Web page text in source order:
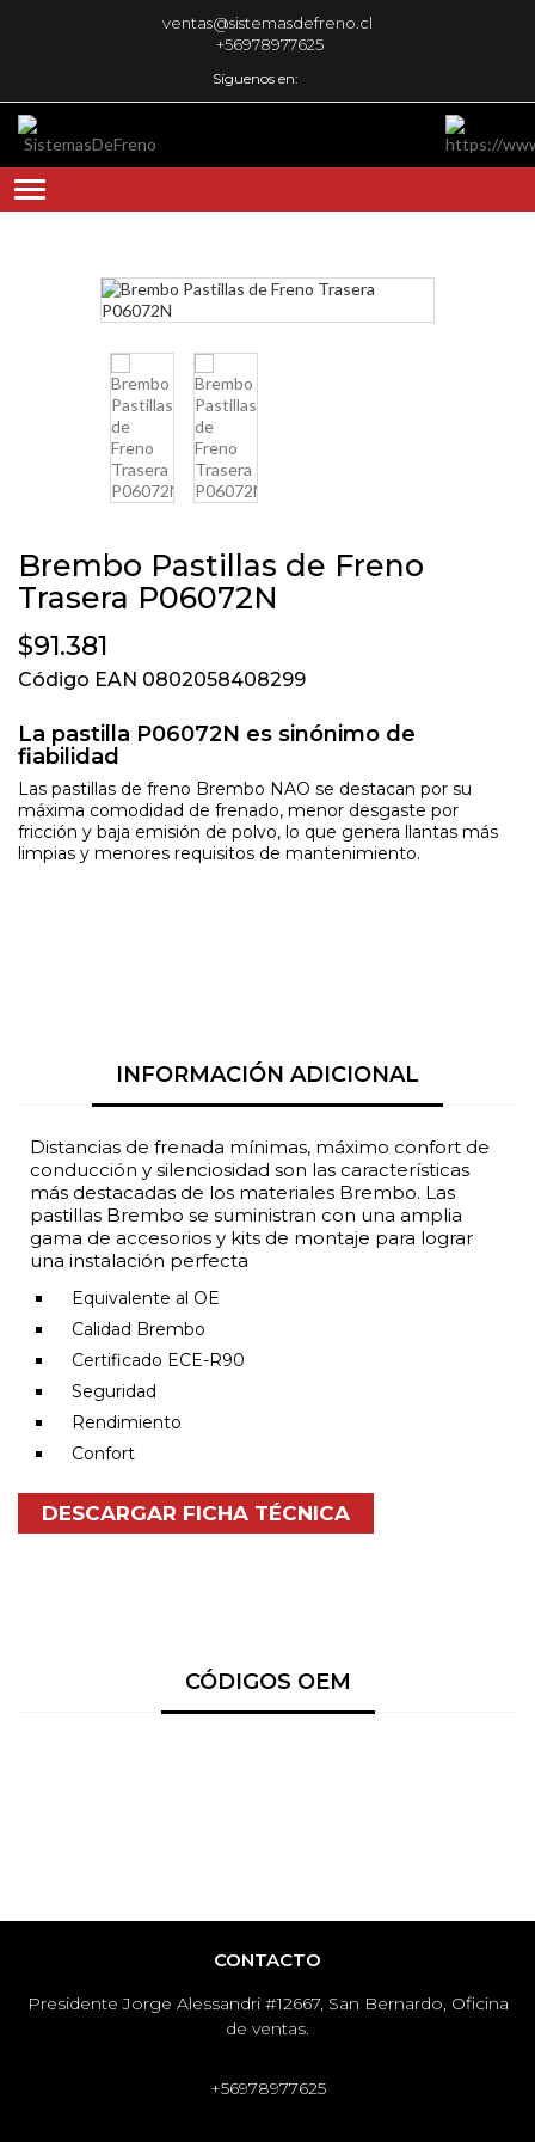
ventas@sistemasdefreno.cl
+56978977625
Síguenos en:
Brembo Pastillas de Freno
Trasera P06072N
$91.381
Código EAN 0802058408299
La pastilla P06072N es sinónimo de
fiabilidad
Las pastillas de freno Brembo NAO se destacan por su
máxima comodidad de frenado, menor desgaste por
fricción y baja emisión de polvo, lo que genera llantas más
limpias y menores requisitos de mantenimiento.
INFORMACIÓN ADICIONAL
Distancias de frenada mínimas, máximo confort de
conducción y silenciosidad son las características
más destacadas de los materiales Brembo. Las
pastillas Brembo se suministran con una amplia
gama de accesorios y kits de montaje para lograr
una instalación perfecta
Equivalente al OE
Calidad Brembo
Certificado ECE-R90
Seguridad
Rendimiento
Confort
DESCARGAR FICHA TÉCNICA
CÓDIGOS OEM
CONTACTO
Presidente Jorge Alessandri #12667, San Bernardo, Oficina
de ventas.
+56978977625